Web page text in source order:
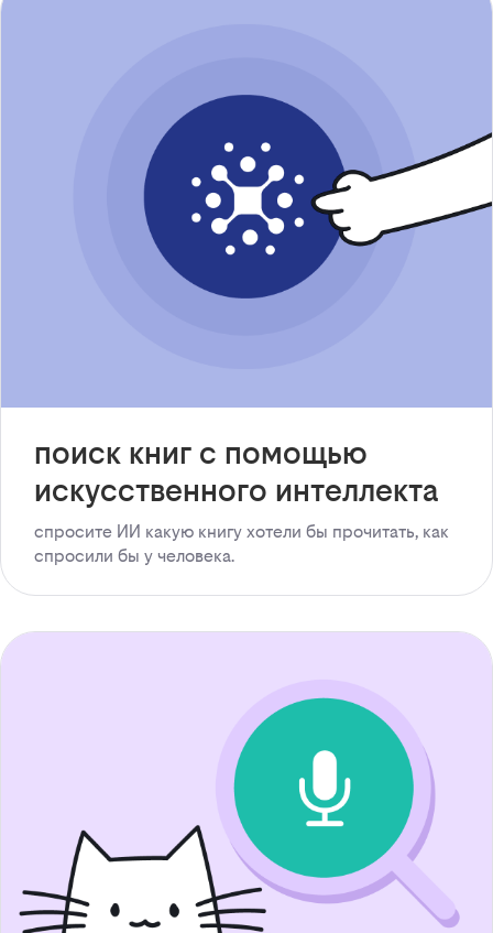
поиск книг с помощью
искусственного интеллекта
спросите ИИ какую книгу хотели бы прочитать, как
спросили бы у человека.